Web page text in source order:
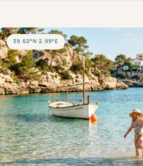
39.62°N 2.99°E